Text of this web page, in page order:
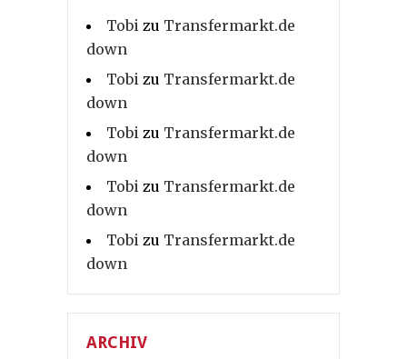
Tobi zu Transfermarkt.de
down
Tobi zu Transfermarkt.de
down
Tobi zu Transfermarkt.de
down
Tobi zu Transfermarkt.de
down
Tobi zu Transfermarkt.de
down
ARCHIV